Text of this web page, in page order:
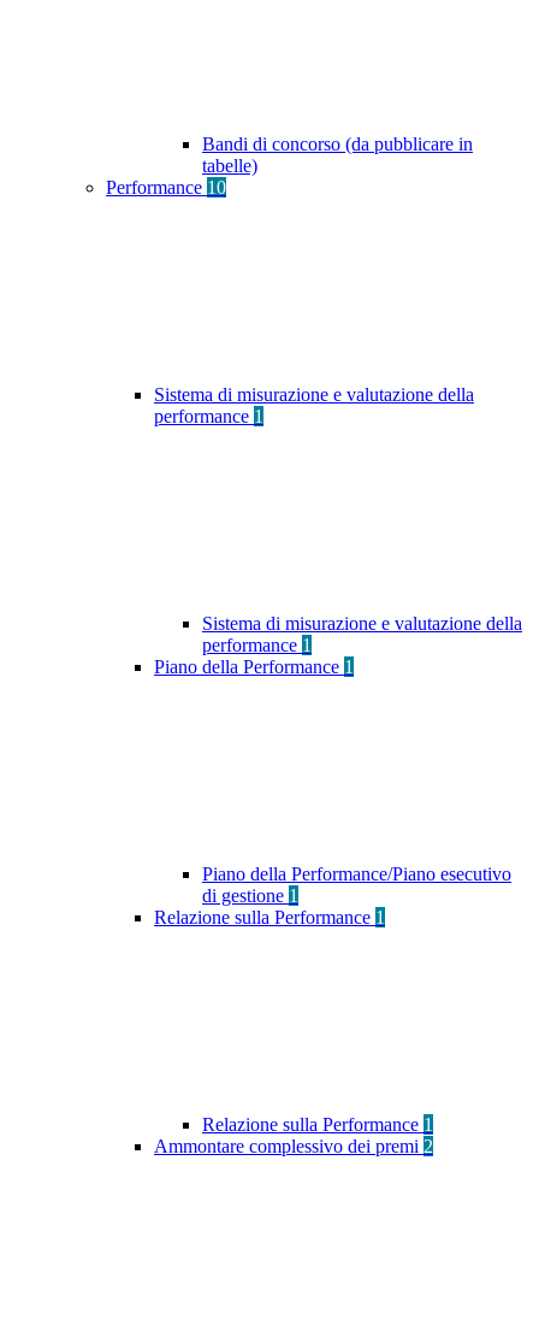
Bandi di concorso (da pubblicare in
tabelle)
Performance 10
Sistema di misurazione e valutazione della
performance 1
Sistema di misurazione e valutazione della
performance 1
Piano della Performance 1
Piano della Performance/Piano esecutivo
di gestione 1
Relazione sulla Performance 1
Relazione sulla Performance 1
Ammontare complessivo dei premi 2